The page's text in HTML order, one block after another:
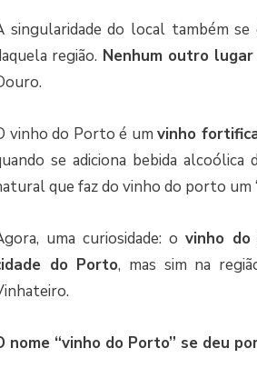
singularidade do local também
região. Nenhum outro
vinho do Porto é um vinho
se adiciona bebida
que faz do vinho do porto um
uma curiosidade: o vinho do
do Porto, mas sim na
nome “vinho do Porto” se deu